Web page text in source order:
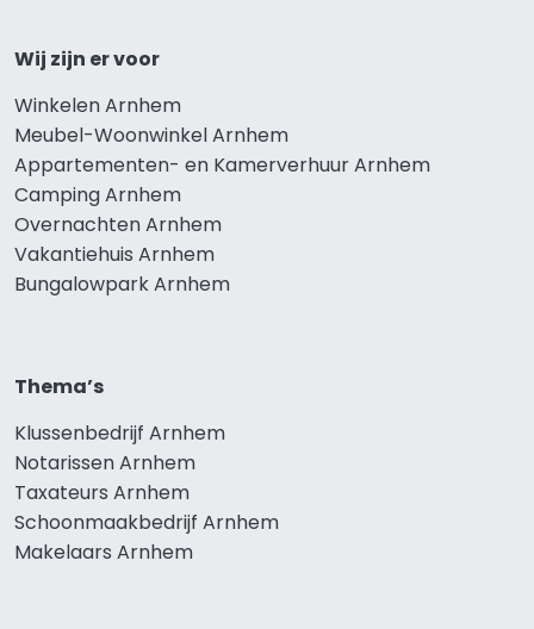
Wij zijn er voor
Winkelen Arnhem
Meubel-Woonwinkel Arnhem
Appartementen- en Kamerverhuur Arnhem
Camping Arnhem
Overnachten Arnhem
Vakantiehuis Arnhem
Bungalowpark Arnhem
Thema’s
Klussenbedrijf Arnhem
Notarissen Arnhem
Taxateurs Arnhem
Schoonmaakbedrijf Arnhem
Makelaars Arnhem